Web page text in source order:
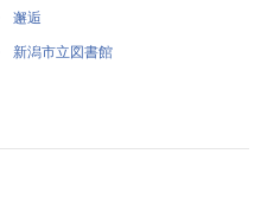
邂逅
新潟市立図書館